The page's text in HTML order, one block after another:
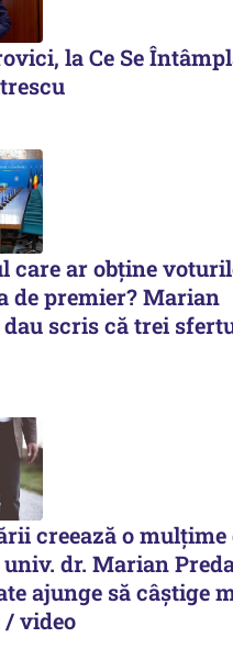
la Ce Se
care ar obține
de premier? Marian
dau scris că trei
creează o mulțime
dr. Marian
ajunge să câștige
video